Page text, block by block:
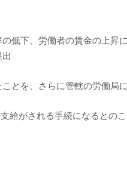
低下、労働者の賃金の上昇
とを、さらに管轄の労働局に
給がされる手続になるとのこ